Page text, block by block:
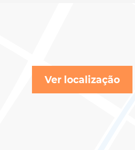
Ver localização